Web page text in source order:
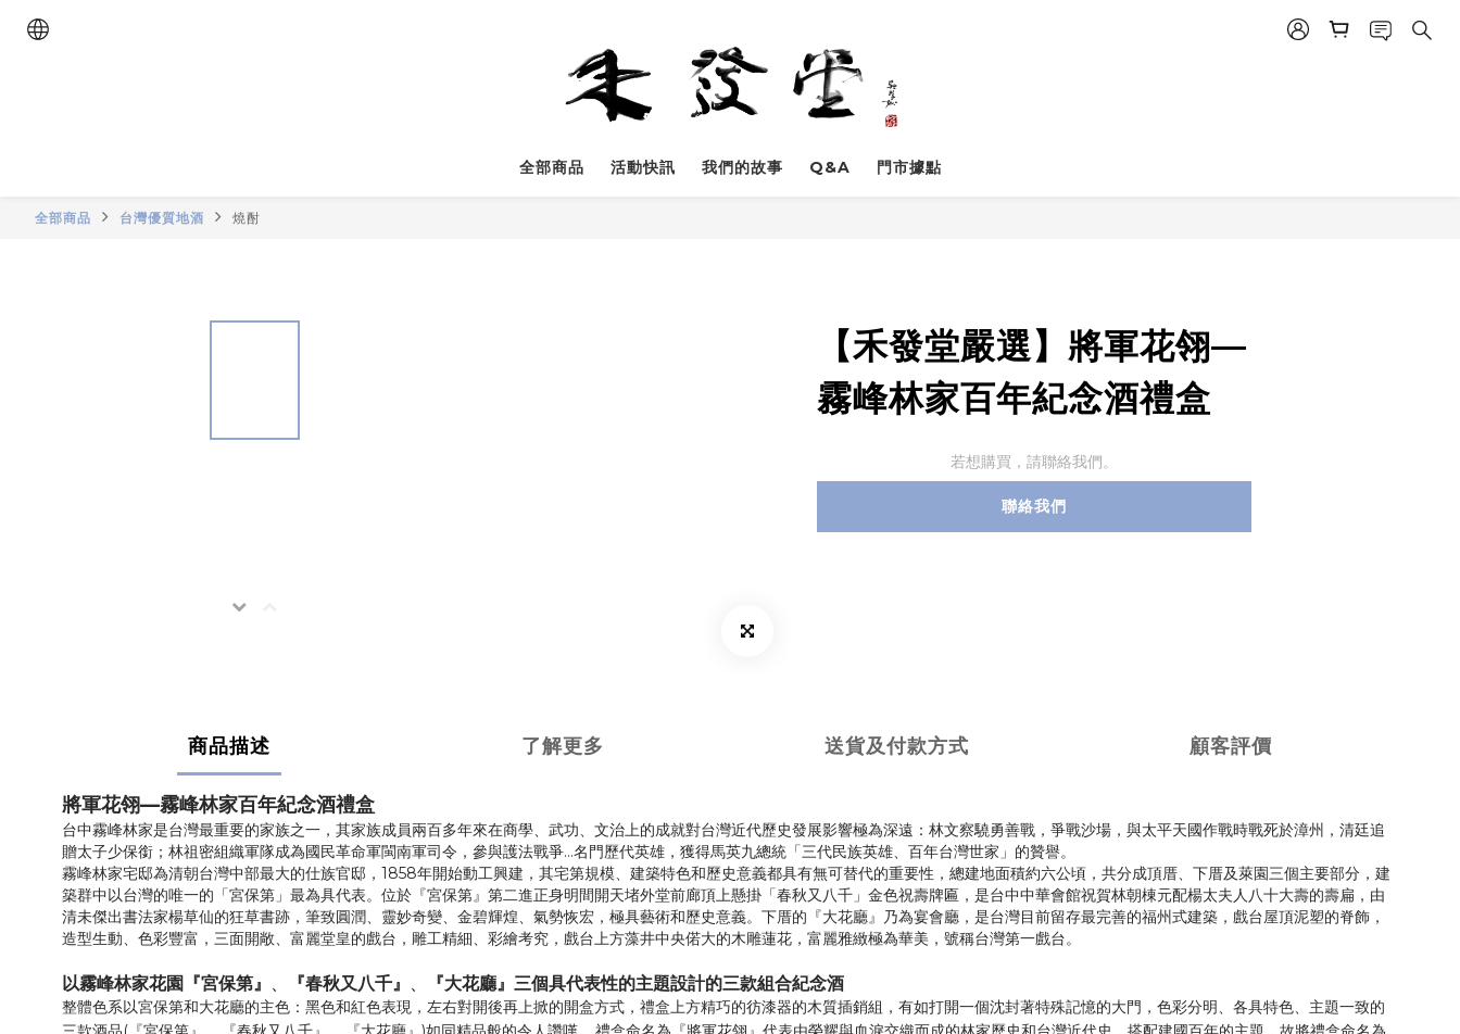
全部商品 活動快訊 我們的故事 Q&A 門市據點
全部商品 台灣優質地酒 燒酎
【禾發堂嚴選】將軍花翎—
霧峰林家百年紀念酒禮盒
若想購買，請聯絡我們。
聯絡我們
商品描述 了解更多 送貨及付款方式 顧客評價
將軍花翎—霧峰林家百年紀念酒禮盒
台中霧峰林家是台灣最重要的家族之一，其家族成員兩百多年來在商學、武功、文治上的成就對台灣近代歷史發展影響極為深遠：林文察驍勇善戰，爭戰沙場，與太平天國作戰時戰死於漳州，清廷追
贈太子少保銜；林祖密組織軍隊成為國民革命軍閩南軍司令，參與護法戰爭…名門歷代英雄，獲得馬英九總統「三代民族英雄、百年台灣世家」的贊譽。
霧峰林家宅邸為清朝台灣中部最大的仕族官邸，1858年開始動工興建，其宅第規模、建築特色和歷史意義都具有無可替代的重要性，總建地面積約六公頃，共分成頂厝、下厝及萊園三個主要部分，建
築群中以台灣的唯一的「宮保第」最為具代表。位於『宮保第』第二進正身明間開天堵外堂前廊頂上懸掛「春秋又八千」金色祝壽牌匾，是台中中華會館祝賀林朝棟元配楊太夫人八十大壽的壽扁，由
清未傑出書法家楊草仙的狂草書跡，筆致圓潤、靈妙奇變、金碧輝煌、氣勢恢宏，極具藝術和歷史意義。下厝的『大花廳』乃為宴會廳，是台灣目前留存最完善的福州式建築，戲台屋頂泥塑的脊飾，
造型生動、色彩豐富，三面開敞、富麗堂皇的戲台，雕工精細、彩繪考究，戲台上方藻井中央偌大的木雕蓮花，富麗雅緻極為華美，號稱台灣第一戲台。
以霧峰林家花園『宮保第』 、 『春秋又八千』 、 『大花廳』三個具代表性的主題設計的三款組合紀念酒
整體色系以宮保第和大花廳的主色：黑色和紅色表現，左右對開後再上掀的開盒方式，禮盒上方精巧的彷漆器的木質插銷組，有如打開一個沈封著特殊記憶的大門，色彩分明、各具特色、主題一致的